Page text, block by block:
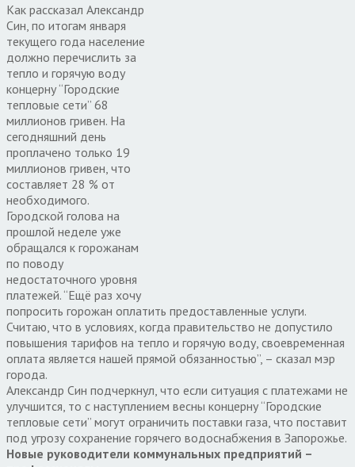
Как рассказал Александр
Син, по итогам января
текущего года население
должно перечислить за
тепло и горячую воду
концерну “Городские
тепловые сети” 68
миллионов гривен. На
сегодняшний день
проплачено только 19
миллионов гривен, что
составляет 28 % от
необходимого.
Городской голова на
прошлой неделе уже
обращался к горожанам
по поводу
недостаточного уровня
платежей. “Ещё раз хочу
попросить горожан оплатить предоставленные услуги.
Считаю, что в условиях, когда правительство не допустило
повышения тарифов на тепло и горячую воду, своевременная
оплата является нашей прямой обязанностью”, – сказал мэр
города.
Александр Син подчеркнул, что если ситуация с платежами не
улучшится, то с наступлением весны концерну “Городские
тепловые сети” могут ограничить поставки газа, что поставит
под угрозу сохранение горячего водоснабжения в Запорожье.
Новые руководители коммунальных предприятий –